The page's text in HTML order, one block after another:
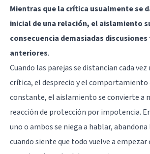
Mientras que la crítica usualmente se
inicial de una relación, el aislamiento
consecuencia demasiadas
anteriores.
Cuando las parejas se distancian cada vez
crítica, el desprecio y el comportamiento
constante, el aislamiento se convierte a
reacción de protección por impotencia.
uno o ambos se niega a hablar,
cuando siente que todo vuelve a empezar